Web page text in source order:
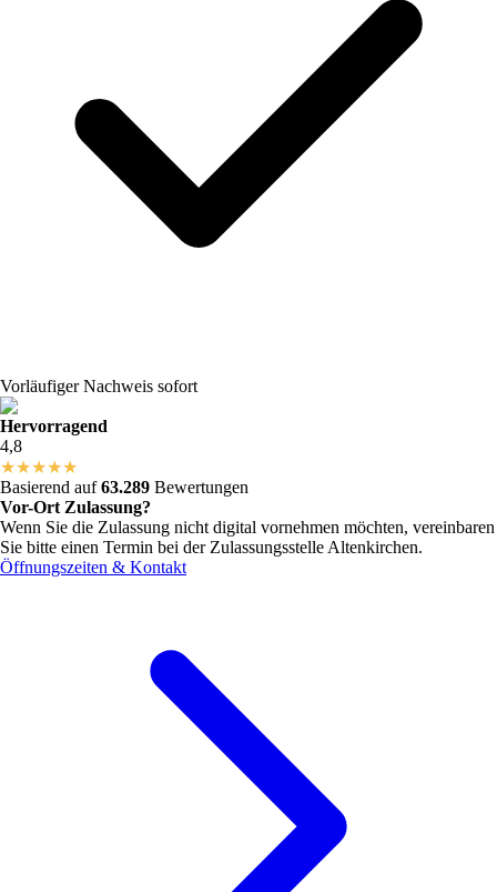
Vorläufiger Nachweis sofort
Hervorragend
4,8
★★★★★
Basierend auf63.289 Bewertungen
Vor-Ort Zulassung?
Wenn Sie die Zulassung nicht digital vornehmen möchten, vereinbaren
Sie bitte einen Termin bei der Zulassungsstelle Altenkirchen.
Öffnungszeiten & Kontakt